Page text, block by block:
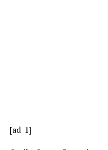
[ad_1]